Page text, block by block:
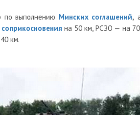
по выполнению Минских соглашений,
на 50 км, РСЗО — на 70
км.